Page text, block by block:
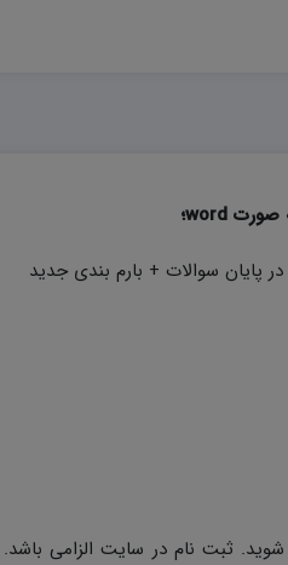
پایان سوالات + بارم بندی جدید
ثبت نام در سایت الزامی